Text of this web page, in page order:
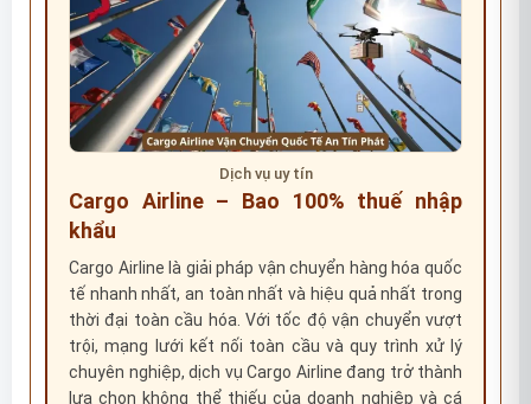
Dịch vụ uy tín
Cargo Airline – Bao 100% thuế nhập
khẩu
Cargo Airline là giải pháp vận chuyển hàng hóa quốc
tế nhanh nhất, an toàn nhất và hiệu quả nhất trong
thời đại toàn cầu hóa. Với tốc độ vận chuyển vượt
trội, mạng lưới kết nối toàn cầu và quy trình xử lý
chuyên nghiệp, dịch vụ Cargo Airline đang trở thành
lựa chọn không thể thiếu của doanh nghiệp và cá